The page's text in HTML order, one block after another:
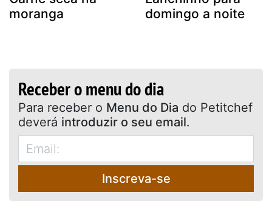
moranga
domingo a noite
Receber o menu do dia
Para receber o Menu do Dia do Petitchef
deverá introduzir o seu email.
Inscreva-se